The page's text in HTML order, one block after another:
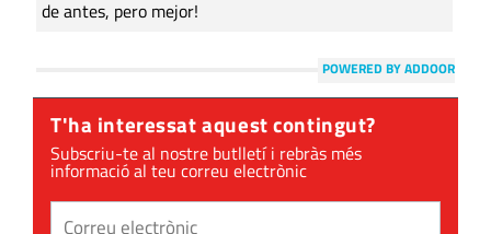
de antes, pero mejor!
POWERED BY ADDOOR
T'ha interessat aquest contingut?
Subscriu-te al nostre butlletí i rebràs més
informació al teu correu electrònic